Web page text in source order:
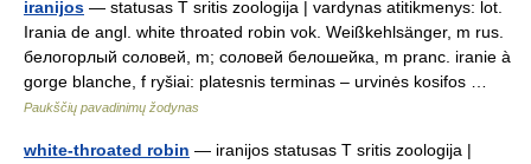
iranijos — statusas T sritis zoologija | vardynas atitikmenys: lot.
Irania de angl. white throated robin vok. Weißkehlsänger, m rus.
белогорлый соловей, m; соловей белошейка, m pranc. iranie à
gorge blanche, f ryšiai: platesnis terminas – urvinės kosifos …
Paukščių pavadinimų žodynas
white-throated robin — iranijos statusas T sritis zoologija |